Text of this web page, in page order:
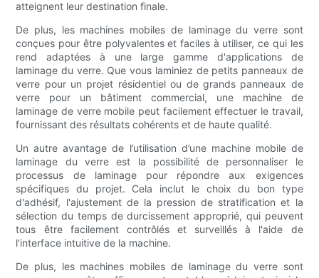
atteignent leur destination finale.
De plus, les machines mobiles de laminage du verre sont
conçues pour être polyvalentes et faciles à utiliser, ce qui les
rend adaptées à une large gamme d'applications de
laminage du verre. Que vous laminiez de petits panneaux de
verre pour un projet résidentiel ou de grands panneaux de
verre pour un bâtiment commercial, une machine de
laminage de verre mobile peut facilement effectuer le travail,
fournissant des résultats cohérents et de haute qualité.
Un autre avantage de l’utilisation d’une machine mobile de
laminage du verre est la possibilité de personnaliser le
processus de laminage pour répondre aux exigences
spécifiques du projet. Cela inclut le choix du bon type
d'adhésif, l'ajustement de la pression de stratification et la
sélection du temps de durcissement approprié, qui peuvent
tous être facilement contrôlés et surveillés à l'aide de
l'interface intuitive de la machine.
De plus, les machines mobiles de laminage du verre sont